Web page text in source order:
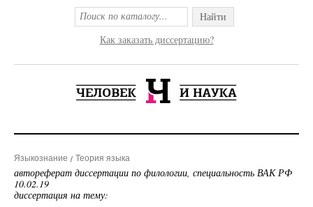
Найти
Как заказать диссертацию?
Языкознание Теория языка
автореферат диссертации по филологии, специальность ВАК РФ
10.02.19
диссертация на тему: